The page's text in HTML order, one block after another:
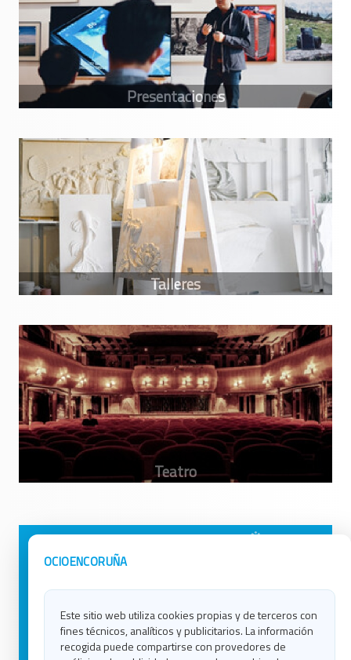
OCIOENCORUÑA
Este sitio web utiliza cookies propias y de terceros con
fines técnicos, analíticos y publicitarios. La información
recogida puede compartirse con provedores de
Avisos Legales
Contacto
Política de Cookies
Ocio en Lugo
Ocio en Ourense
Ocio en Pontevedra